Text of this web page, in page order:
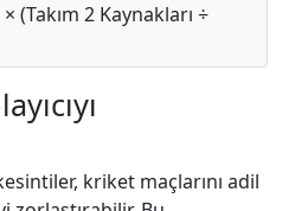
(Takım 2 Kaynakları ÷
kriket maçlarını adil